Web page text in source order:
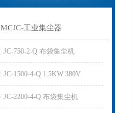
MCJC-工业集尘器
JC-750-2-Q 布袋集尘机
JC-1500-4-Q 1.5KW 380V
JC-2200-4-Q 布袋集尘机